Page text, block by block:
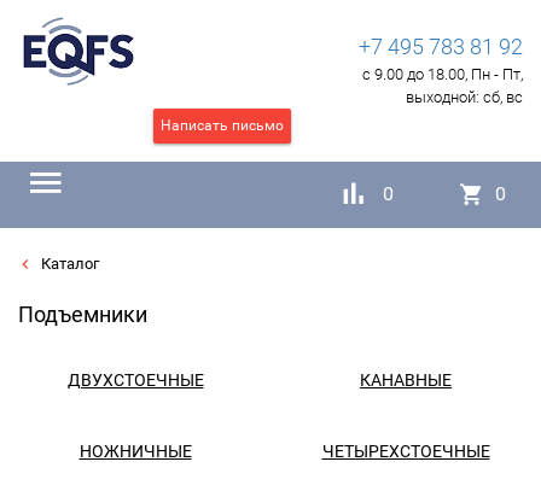
+7 495 783 81 92
с 9.00 до 18.00, Пн - Пт,
выходной: сб, вс
Написать письмо
0 0
Каталог
Подъемники
ДВУХСТОЕЧНЫЕ КАНАВНЫЕ
НОЖНИЧНЫЕ ЧЕТЫРЕХСТОЕЧНЫЕ